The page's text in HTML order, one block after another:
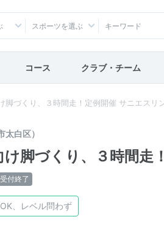
スポーツを選ぶ
コース クラブ・チーム
脚づくり、３時間走！定例開催 サニエスリ
太白区）
脚づくり、３時間走
受付終了
、レベル問わず